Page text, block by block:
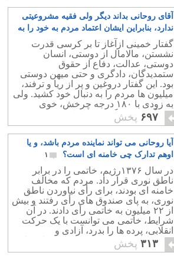
آقای روحانی بداند دیگر ولی فقیه مشروعیتی
ندارد، بنابراین ایشان اعتماد مردم به خود را به
بازی نگیرد
۳
گفتار خمینی ازآغاز تا بر کرسی قدرت
نشستن، مالامال از دوستی، انسان
دوستی، عدالت، دفاع از حقوق
ستمدیدگان، دادگری و حتی میهن دوستی
بود. این گفتار دروغین و پر از ریا و ترفند،
میلیون ها مردم را به دنبال خود کشید. ولی
به زودی با ۱۸۰ درجه چرخش، خوی
درندگی، دروغ گویی، ریا کاری در همه
زمینه ها نشان داد.
۶۹۷ پخش
آیا روحانی می تواند نماینده مردم باشد، و یا
اوهم تدارک چی خامنه ای است؟
۱
در سال ۱۳۷۶رژیم، خاتمی را در برابر
ناطق نوری قرار داد. مردم که مخالف
خامنه ای بودند، برای رأی نیاوردن ناطق
نوری، به پای صندوق های رأی رفتند و بیش
از ۲۲ میلیون به خاتمی رأی دادند. در آن
شرایط، خاتمی می توانست با یک حرکت
انقلابی، پرده ها را بدرد، آزادی و
دموکراسی را برای مردم ایران به ارمغان
آورد.
۳۱۳ پخش